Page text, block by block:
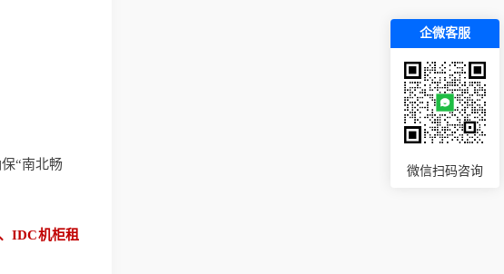
“南北畅
IDC机柜租
企微客服
微信扫码咨询